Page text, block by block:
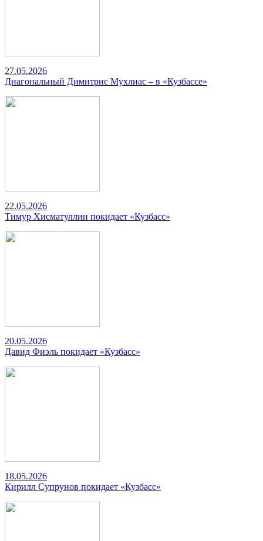
27.05.2026
Диагональный Димитрис Мухлиас – в «Кузбассе»
22.05.2026
Тимур Хисматуллин покидает «Кузбасс»
20.05.2026
Давид Фиэль покидает «Кузбасс»
18.05.2026
Кирилл Супрунов покидает «Кузбасс»